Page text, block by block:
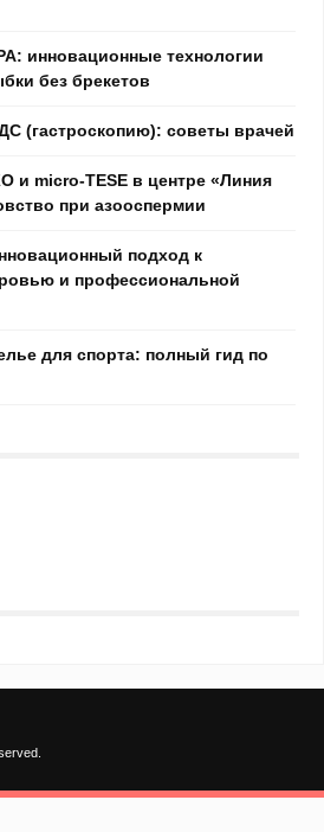
инновационные технологии
без брекетов
(гастроскопию): советы врачей
и micro-TESE в центре «Линия
при азооспермии
подход к
и профессиональной
для спорта: полный гид по